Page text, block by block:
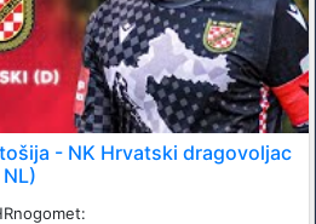
- NK Hrvatski dragovoljac